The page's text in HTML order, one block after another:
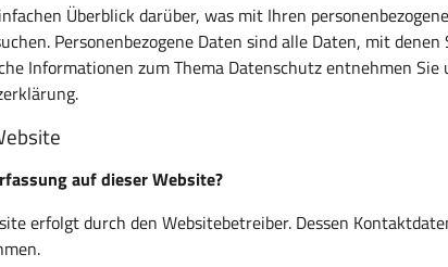
Überblick darüber, was mit Ihren
Personenbezogene Daten sind alle Daten, mit denen
Informationen zum Thema Datenschutz entnehmen
auf dieser Website?
erfolgt durch den Websitebetreiber. Dessen